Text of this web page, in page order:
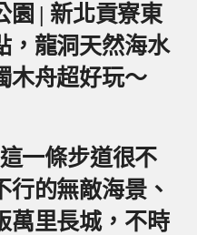
園 | 新北貢寮東
，龍洞天然海水
木舟超好玩～
一條步道很不
行的無敵海景、
萬里長城，不時